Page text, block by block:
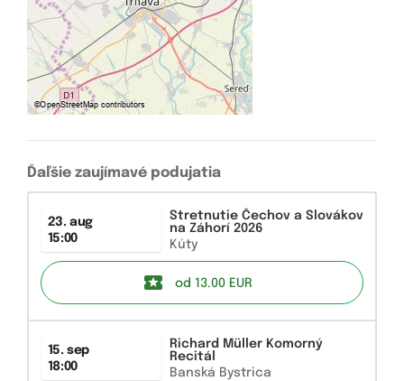
Ďaľšie zaujímavé podujatia
23. aug
15:00
Stretnutie Čechov a Slovákov
na Záhorí 2026
Kúty
od 13.00 EUR
15. sep
18:00
Richard Müller Komorný
Recitál
Banská Bystrica